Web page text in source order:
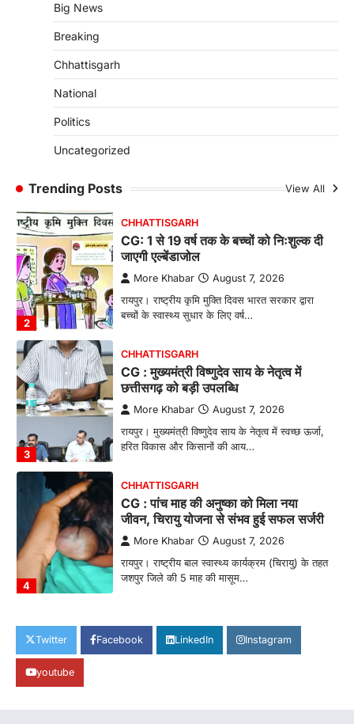
Big News
Breaking
Chhattisgarh
National
Politics
Uncategorized
Trending Posts View All
जशपुर जिले की 5 माह की मासूम…
CG: छिपली की दीदियों का कमाल, बकरी
बनाने की दिशा में जिले के नगरी…
2
CHHATTISGARH
CG: 1 से 19 वर्ष तक के बच्चों को निःशुल्क दी
जाएगी एल्बेंडाजोल
More Khabar August 7, 2026
रायपुर। राष्ट्रीय कृमि मुक्ति दिवस भारत सरकार द्वारा
बच्चों के स्वास्थ्य सुधार के लिए वर्ष…
3
CHHATTISGARH
CG : मुख्यमंत्री विष्णुदेव साय के नेतृत्व में
छत्तीसगढ़ को बड़ी उपलब्धि
More Khabar August 7, 2026
रायपुर। मुख्यमंत्री विष्णुदेव साय के नेतृत्व में स्वच्छ ऊर्जा,
हरित विकास और किसानों की आय…
4
CHHATTISGARH
CG : पांच माह की अनुष्का को मिला नया
जीवन, चिरायु योजना से संभव हुई सफल सर्जरी
More Khabar August 7, 2026
रायपुर। राष्ट्रीय बाल स्वास्थ्य कार्यक्रम (चिरायु) के तहत
जशपुर जिले की 5 माह की मासूम…
CG: छिपली की दीदियों का कमाल, बकरी
पालन से बढ़ी आय और मजबूत हुआ आत्मविश्वास
बनाने की दिशा में जिले के नगरी…
Twitter Facebook LinkedIn Instagram
youtube